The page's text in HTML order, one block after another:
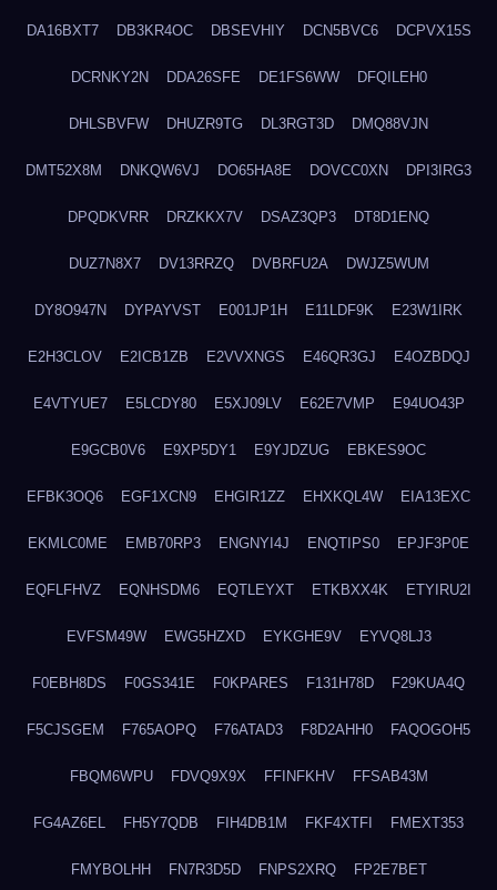
DA16BXT7 DB3KR4OC DBSEVHIY DCN5BVC6 DCPVX15S
DCRNKY2N DDA26SFE DE1FS6WW DFQILEH0
DHLSBVFW DHUZR9TG DL3RGT3D DMQ88VJN
DMT52X8M DNKQW6VJ DO65HA8E DOVCC0XN DPI3IRG3
DPQDKVRR DRZKKX7V DSAZ3QP3 DT8D1ENQ
DUZ7N8X7 DV13RRZQ DVBRFU2A DWJZ5WUM
DY8O947N DYPAYVST E001JP1H E11LDF9K E23W1IRK
E2H3CLOV E2ICB1ZB E2VVXNGS E46QR3GJ E4OZBDQJ
E4VTYUE7 E5LCDY80 E5XJ09LV E62E7VMP E94UO43P
E9GCB0V6 E9XP5DY1 E9YJDZUG EBKES9OC
EFBK3OQ6 EGF1XCN9 EHGIR1ZZ EHXKQL4W EIA13EXC
EKMLC0ME EMB70RP3 ENGNYI4J ENQTIPS0 EPJF3P0E
EQFLFHVZ EQNHSDM6 EQTLEYXT ETKBXX4K ETYIRU2I
EVFSM49W EWG5HZXD EYKGHE9V EYVQ8LJ3
F0EBH8DS F0GS341E F0KPARES F131H78D F29KUA4Q
F5CJSGEM F765AOPQ F76ATAD3 F8D2AHH0 FAQOGOH5
FBQM6WPU FDVQ9X9X FFINFKHV FFSAB43M
FG4AZ6EL FH5Y7QDB FIH4DB1M FKF4XTFI FMEXT353
FMYBOLHH FN7R3D5D FNPS2XRQ FP2E7BET